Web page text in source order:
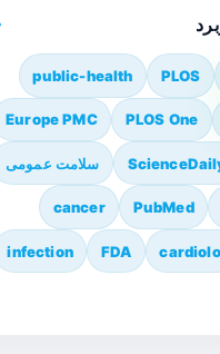
PLOS
public-health
PLOS One
Europe PMC
سلامت عمومی
PubMed
cancer
FDA
infection